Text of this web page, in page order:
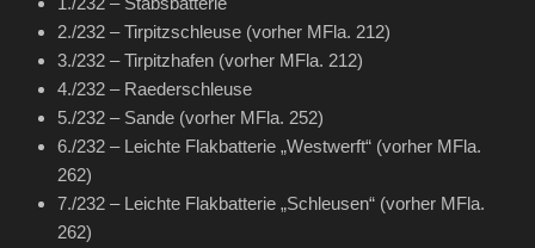
2./232 – Tirpitzschleuse (vorher MFla. 212)
3./232 – Tirpitzhafen (vorher MFla. 212)
4./232 – Raederschleuse
5./232 – Sande (vorher MFla. 252)
6./232 – Leichte Flakbatterie „Westwerft“ (vorher MFla.
262)
7./232 – Leichte Flakbatterie „Schleusen“ (vorher MFla.
262)